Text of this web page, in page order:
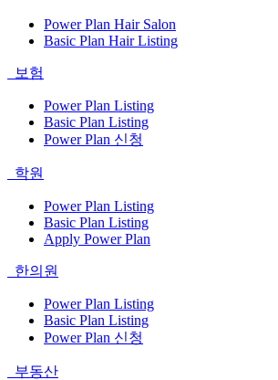
Power Plan Hair Salon
Basic Plan Hair Listing
보험
Power Plan Listing
Basic Plan Listing
Power Plan 신청
학원
Power Plan Listing
Basic Plan Listing
Apply Power Plan
한의원
Power Plan Listing
Basic Plan Listing
Power Plan 신청
부동산